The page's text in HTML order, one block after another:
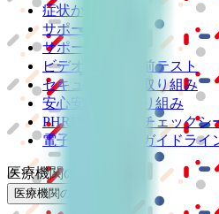
症状からさがす
サポート
サポート環境
ビデオ通話の事前テスト
セキュリティの取り組み
安心安全への取り組み
PHR指針に係るチェックシ
電子版お薬手帳ガイドライ
医療機関の方
医療機関の方